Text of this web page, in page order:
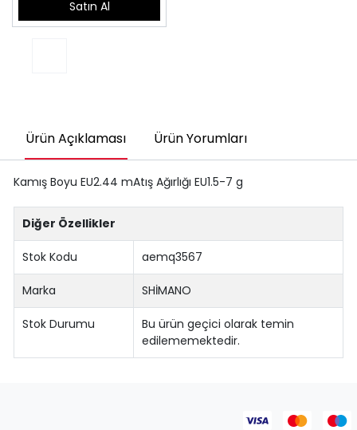
Satın Al
Ürün Açıklaması Ürün Yorumları
Kamış Boyu EU2.44 mAtış Ağırlığı EU1.5-7 g
Diğer Özellikler
Stok Kodu aemq3567
Marka SHİMANO
Stok Durumu
Bu ürün geçici olarak temin
edilememektedir.